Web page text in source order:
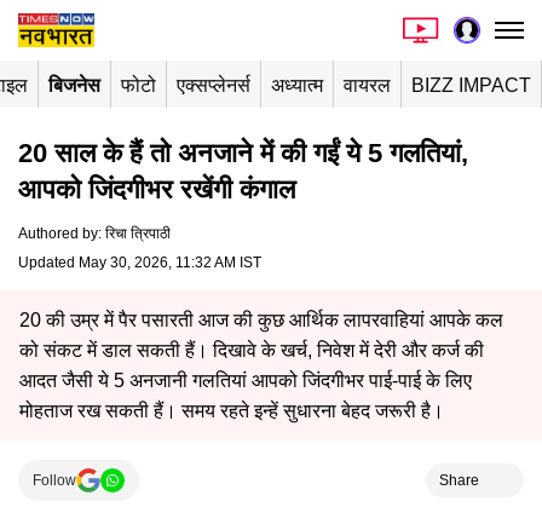
बिजनेस फोटो एक्सप्लेनर्स अध्यात्म वायरल BIZZ IMPACT
20 साल के हैं तो अनजाने में की गईं ये 5 गलतियां,
आपको जिंदगीभर रखेंगी कंगाल
Authored by: रिचा त्रिपाठी
Updated May 30, 2026, 11:32 AM IST
20 की उम्र में पैर पसारती आज की कुछ आर्थिक लापरवाहियां आपके कल
को संकट में डाल सकती हैं। दिखावे के खर्च, निवेश में देरी और कर्ज की
आदत जैसी ये 5 अनजानी गलतियां आपको जिंदगीभर पाई-पाई के लिए
मोहताज रख सकती हैं। समय रहते इन्हें सुधारना बेहद जरूरी है।
Follow Share